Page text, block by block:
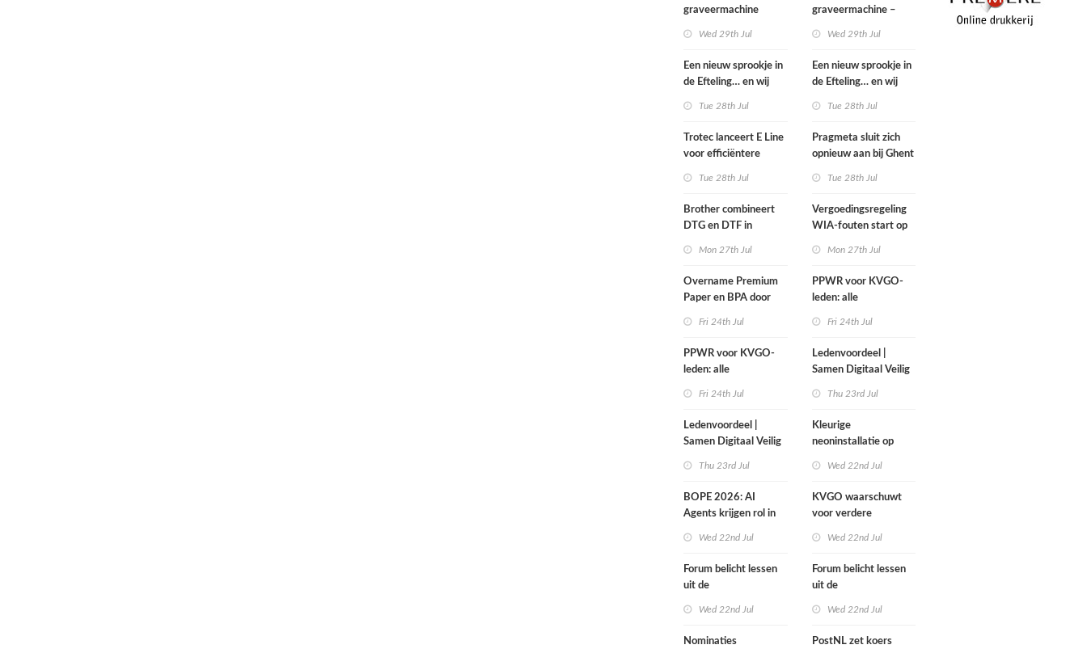
graveermachine
Wed 29th Jul
Een nieuw sprookje in
de Efteling… en wij
Tue 28th Jul
Trotec lanceert E Line
voor efficiëntere
Tue 28th Jul
Brother combineert
DTG en DTF in
Mon 27th Jul
Overname Premium
Paper en BPA door
Fri 24th Jul
PPWR voor KVGO-
leden: alle
webinar overzichtelijk
op één plek
Fri 24th Jul
Ledenvoordeel |
Samen Digitaal Veilig
Thu 23rd Jul
BOPE 2026: AI
Agents krijgen rol in
Wed 22nd Jul
Forum belicht lessen
uit de
Wed 22nd Jul
Nominaties
graveermachine –
Wed 29th Jul
Een nieuw sprookje in
de Efteling… en wij
Tue 28th Jul
Pragmeta sluit zich
opnieuw aan bij Ghent
Tue 28th Jul
Vergoedingsregeling
WIA-fouten start op
Mon 27th Jul
PPWR voor KVGO-
leden: alle
webinar overzichtelijk
op één plek
Fri 24th Jul
Ledenvoordeel |
Samen Digitaal Veilig
Thu 23rd Jul
Kleurige
neoninstallatie op
Wed 22nd Jul
KVGO waarschuwt
voor verdere
Wed 22nd Jul
Forum belicht lessen
uit de
Wed 22nd Jul
PostNL zet koers